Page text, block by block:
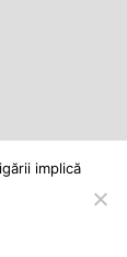
implică